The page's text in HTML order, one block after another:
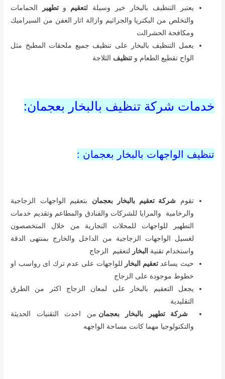
يعتبر التنظيف بالبخار خير وسيلة لتعقيم و تطهير
الحمامات
والتخلص من البكتريا والجراثيم وازالة اثار العفن من السيراميك
ومكافحة الحشرالت
يعمل التنظيف بالبخار على تنظيف جميع ملحقات المطبخ مثل
الواح تقطيع الطعام وتنظيف الثلاجة
خدمات شركة تنظيف بالبخار بعجمان:
تنظيف الواجهات بالبخار بعجمان :
تقوم شركة تعقيم بالبخار بعجمان بتعقيم الواجهات الزجاجية
والرخامية والمرايا للشركات والفنادق والمطاعم وتقديم خدمات
التطهير للواجهات للمحلات التجارية من خلال المتخصصون
لغسيل الواجهات الزجاجية من الداخل والخارج بمنتهى الدقة
واستخدام تقنية البخار لتعقيم الزجاج
حيث يساعدتعقيم البخار للواجهات على عدم ترك اى رواسب او
خطوط موجودة على الزجاج
يجعل التعقيم بالبخار على لمعان الزجاج اكثر من الطرق
التقليدية
شركة تطهير بالبخار بعجمان من احدث التقنيات الحديثة
والتكنولوجيا مهما كانت مساحة الواجهه